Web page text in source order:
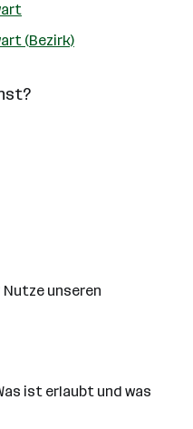
(Bezirk)
unseren
ist erlaubt und was